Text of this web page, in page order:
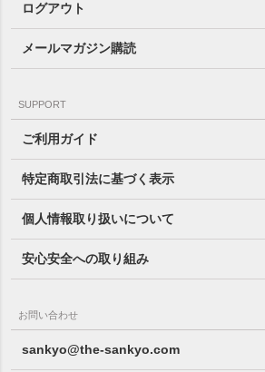
ログアウト
メールマガジン購読
SUPPORT
ご利用ガイド
特定商取引法に基づく表示
個人情報取り扱いについて
安心安全への取り組み
お問い合わせ
sankyo@the-sankyo.com